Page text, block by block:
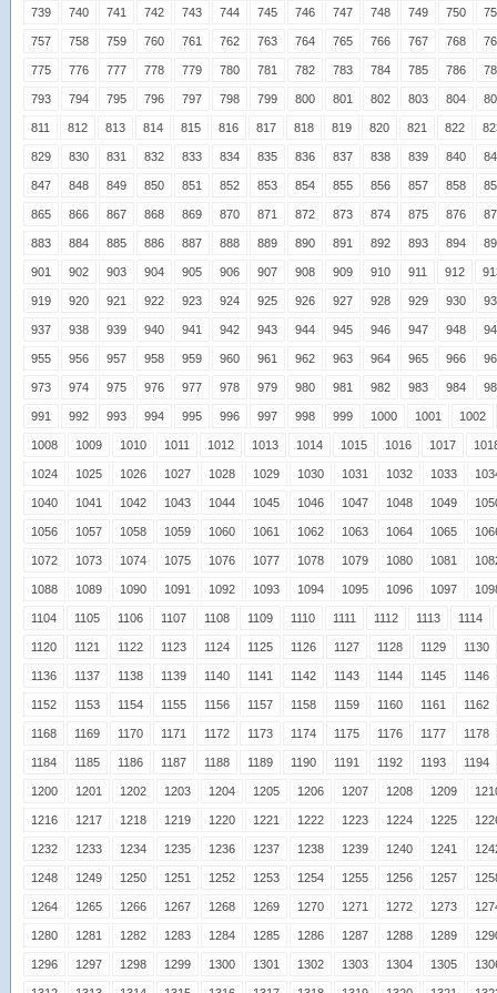
739 740 741 742 743 744 745 746 747 748 749 750
757 758 759 760 761 762 763 764 765 766 767 768
775 776 777 778 779 780 781 782 783 784 785 786
793 794 795 796 797 798 799 800 801 802 803 804
811 812 813 814 815 816 817 818 819 820 821 822
829 830 831 832 833 834 835 836 837 838 839 840
847 848 849 850 851 852 853 854 855 856 857 858
865 866 867 868 869 870 871 872 873 874 875 876
883 884 885 886 887 888 889 890 891 892 893 894
901 902 903 904 905 906 907 908 909 910 911 912
919 920 921 922 923 924 925 926 927 928 929 930
937 938 939 940 941 942 943 944 945 946 947 948
955 956 957 958 959 960 961 962 963 964 965 966
973 974 975 976 977 978 979 980 981 982 983 984
991 992 993 994 995 996 997 998 999 1000 1001 1002
1008 1009 1010 1011 1012 1013 1014 1015 1016 1017
1024 1025 1026 1027 1028 1029 1030 1031 1032 1033
1040 1041 1042 1043 1044 1045 1046 1047 1048 1049
1056 1057 1058 1059 1060 1061 1062 1063 1064 1065
1072 1073 1074 1075 1076 1077 1078 1079 1080 1081
1088 1089 1090 1091 1092 1093 1094 1095 1096 1097
1104 1105 1106 1107 1108 1109 1110 1111 1112 1113 1114
1120 1121 1122 1123 1124 1125 1126 1127 1128 1129 1130
1136 1137 1138 1139 1140 1141 1142 1143 1144 1145 1146
1152 1153 1154 1155 1156 1157 1158 1159 1160 1161 1162
1168 1169 1170 1171 1172 1173 1174 1175 1176 1177 1178
1184 1185 1186 1187 1188 1189 1190 1191 1192 1193 1194
1200 1201 1202 1203 1204 1205 1206 1207 1208 1209
1216 1217 1218 1219 1220 1221 1222 1223 1224 1225
1232 1233 1234 1235 1236 1237 1238 1239 1240 1241
1248 1249 1250 1251 1252 1253 1254 1255 1256 1257
1264 1265 1266 1267 1268 1269 1270 1271 1272 1273
1280 1281 1282 1283 1284 1285 1286 1287 1288 1289
1296 1297 1298 1299 1300 1301 1302 1303 1304 1305